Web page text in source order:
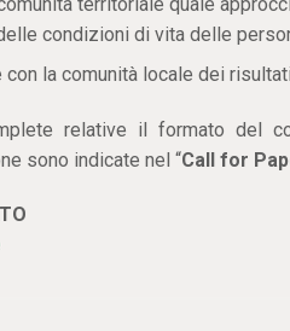
condizioni di vita delle
con la comunità locale dei
relative il formato del
sono indicate nel “Call for